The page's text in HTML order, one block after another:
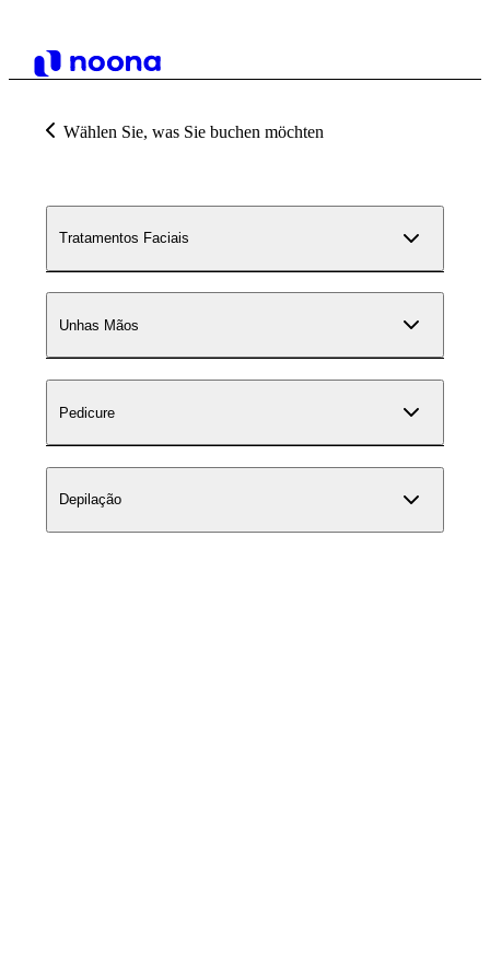
Wählen Sie, was Sie buchen möchten
Tratamentos Faciais
Unhas Mãos
Pedicure
Depilação